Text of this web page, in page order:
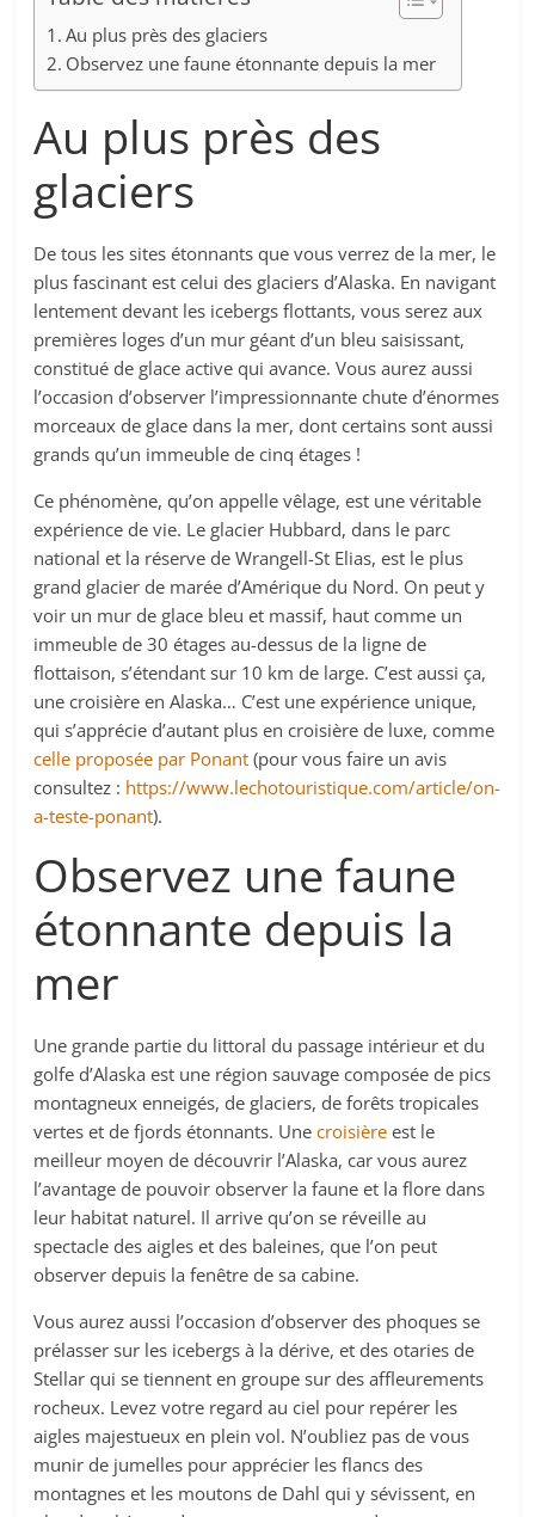
Au plus près des glaciers
Observez une faune étonnante depuis la mer
Au plus près des
glaciers
De tous les sites étonnants que vous verrez de la mer, le
plus fascinant est celui des glaciers d’Alaska. En navigant
lentement devant les icebergs flottants, vous serez aux
premières loges d’un mur géant d’un bleu saisissant,
constitué de glace active qui avance. Vous aurez aussi
l’occasion d’observer l’impressionnante chute d’énormes
morceaux de glace dans la mer, dont certains sont aussi
grands qu’un immeuble de cinq étages !
Ce phénomène, qu’on appelle vêlage, est une véritable
expérience de vie. Le glacier Hubbard, dans le parc
national et la réserve de Wrangell-St Elias, est le plus
grand glacier de marée d’Amérique du Nord. On peut y
voir un mur de glace bleu et massif, haut comme un
immeuble de 30 étages au-dessus de la ligne de
flottaison, s’étendant sur 10 km de large. C’est aussi ça,
une croisière en Alaska… C’est une expérience unique,
qui s’apprécie d’autant plus en croisière de luxe, comme
celle proposée par Ponant (pour vous faire un avis
consultez : https://www.lechotouristique.com/article/on-
a-teste-ponant).
Observez une faune
étonnante depuis la
mer
Une grande partie du littoral du passage intérieur et du
golfe d’Alaska est une région sauvage composée de pics
montagneux enneigés, de glaciers, de forêts tropicales
vertes et de fjords étonnants. Unecroisière est le
meilleur moyen de découvrir l’Alaska, car vous aurez
l’avantage de pouvoir observer la faune et la flore dans
leur habitat naturel. Il arrive qu’on se réveille au
spectacle des aigles et des baleines, que l’on peut
observer depuis la fenêtre de sa cabine.
Vous aurez aussi l’occasion d’observer des phoques se
prélasser sur les icebergs à la dérive, et des otaries de
Stellar qui se tiennent en groupe sur des affleurements
rocheux. Levez votre regard au ciel pour repérer les
aigles majestueux en plein vol. N’oubliez pas de vous
munir de jumelles pour apprécier les flancs des
montagnes et les moutons de Dahl qui y sévissent, en